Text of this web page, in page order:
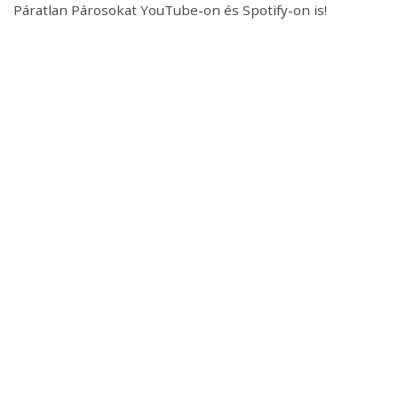
Páratlan Párosokat YouTube-on és Spotify-on is!